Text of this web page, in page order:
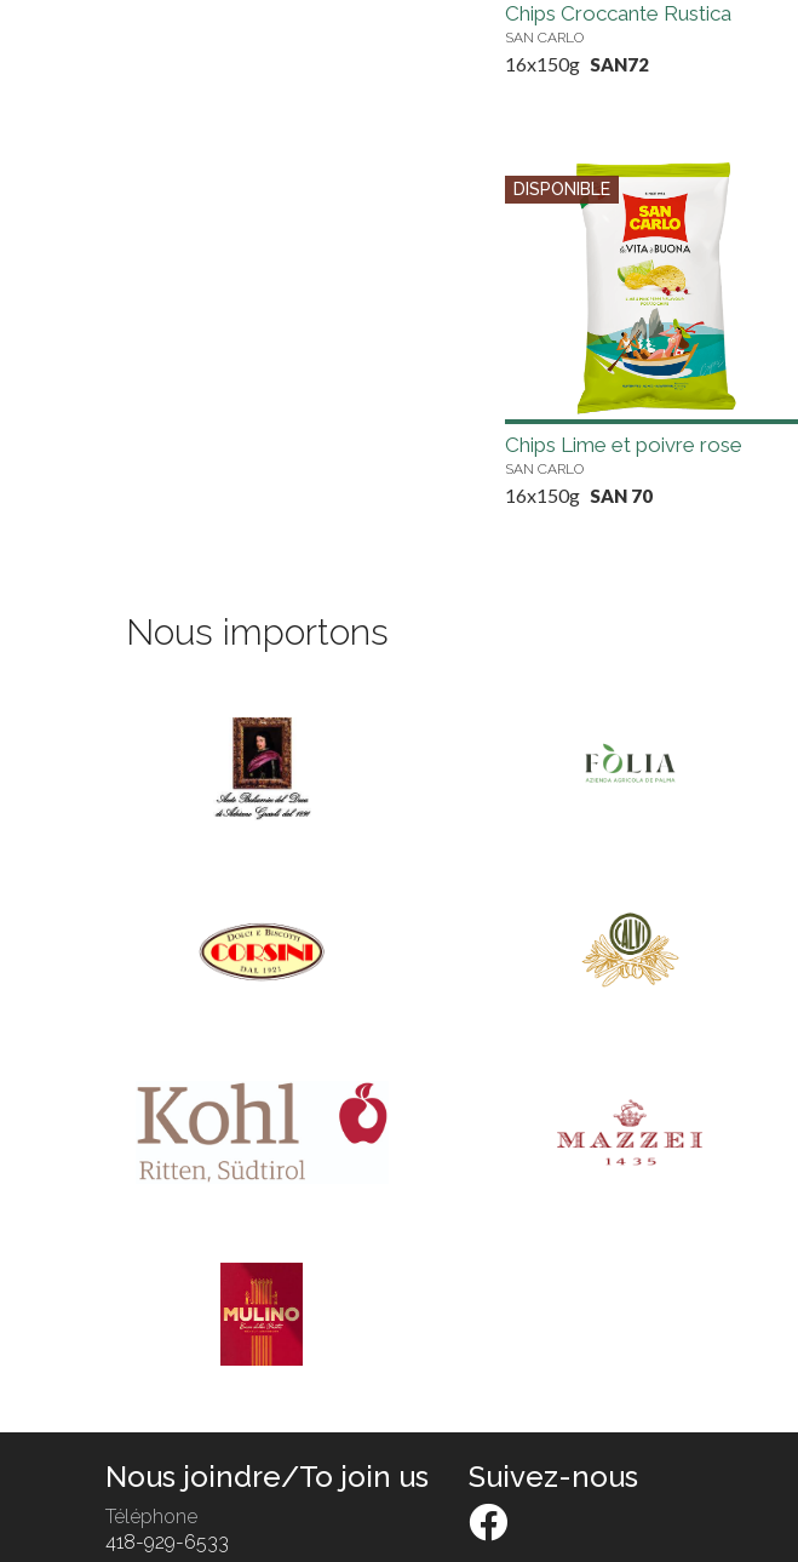
Chips Croccante Rustica
SAN CARLO
16x150g SAN72
DISPONIBLE
Chips Lime et poivre rose
SAN CARLO
16x150g SAN 70
Nous importons
Nous joindre/To join us
Téléphone
418-929-6533
Suivez-nous